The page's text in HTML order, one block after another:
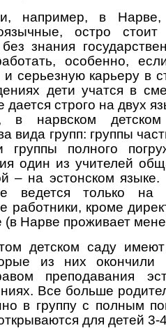
например, в
остро стоит
знания
особенно,
серьезную карьеру в
дети учатся в
дается строго на двух
в нарвском
вида групп: группы
группы полного
один из учителей
– на эстонском языке.
ведется только на
работники, кроме
(в Нарве проживает
детском саду
из них окончили
преподавания
Все больше
в группу с полным
для детей 3-